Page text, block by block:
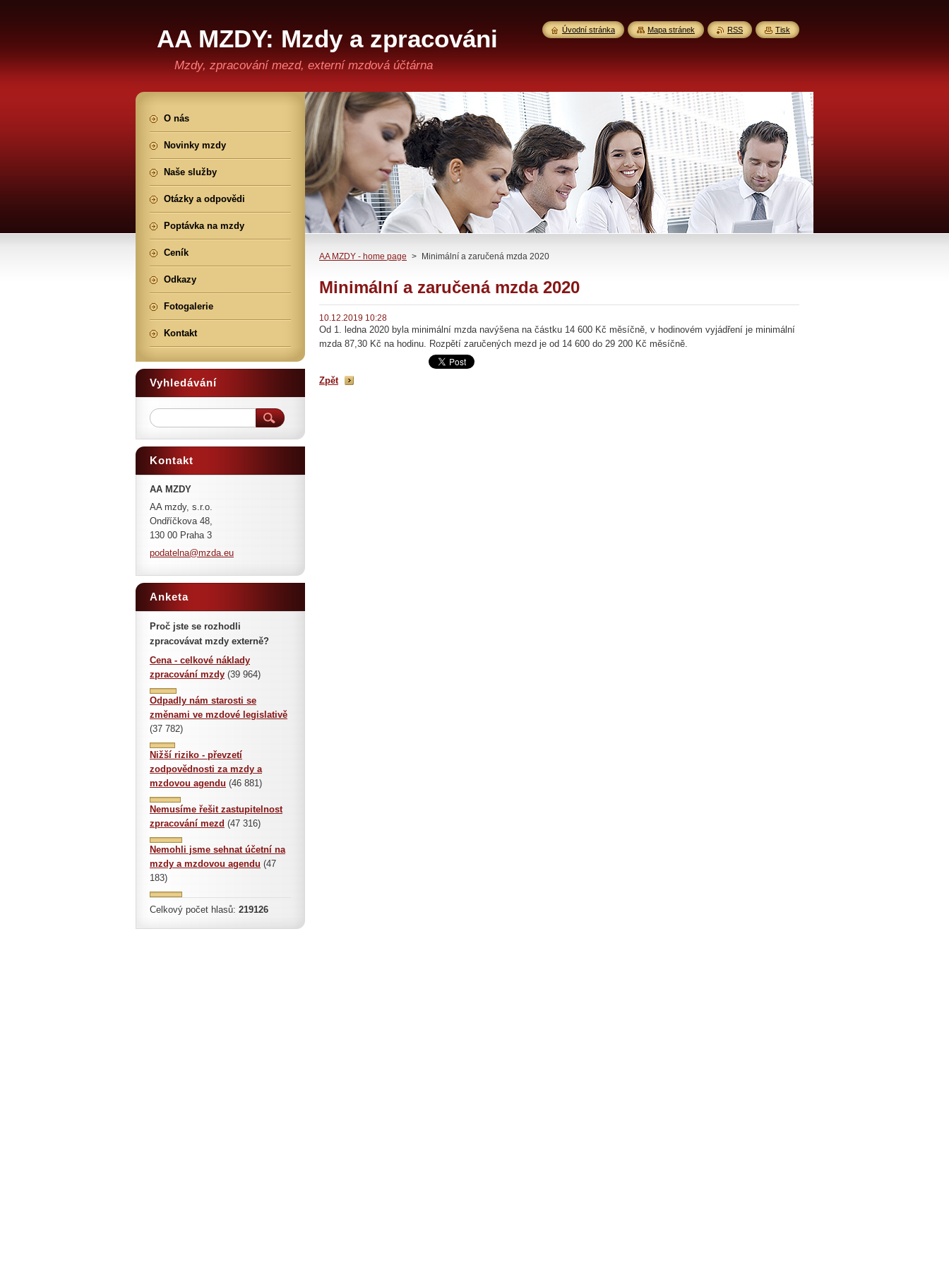
AA MZDY: Mzdy a zpracováni
mezd
Mzdy, zpracování mezd, externí mzdová účtárna
AA MZDY - home page > Minimální a zaručená mzda 2020
Minimální a zaručená mzda 2020
10.12.2019 10:28
Od 1. ledna 2020 byla minimální mzda navýšena na částku 14 600 Kč měsíčně, v hodinovém vyjádření je minimální
mzda 87,30 Kč na hodinu. Rozpětí zaručených mezd je od 14 600 do 29 200 Kč měsíčně.
Zpět
O nás
Novinky mzdy
Naše služby
Otázky a odpovědi
Poptávka na mzdy
Ceník
Odkazy
Fotogalerie
Kontakt
Vyhledávání
Kontakt
AA MZDY
AA mzdy, s.r.o.
Ondříčkova 48,
130 00 Praha 3
podatelna@mzda.eu
Anketa
Proč jste se rozhodli
zpracovávat mzdy externě?
Cena - celkové náklady
zpracování mzdy (39 964)
Odpadly nám starosti se
změnami ve mzdové legislativě
(37 782)
Nižší riziko - převzetí
zodpovědnosti za mzdy a
mzdovou agendu (46 881)
Nemusíme řešit zastupitelnost
zpracování mezd (47 316)
Nemohli jsme sehnat účetní na
mzdy a mzdovou agendu (47
183)
Celkový počet hlasů: 219126
Úvodní stránka Mapa stránek RSS Tisk